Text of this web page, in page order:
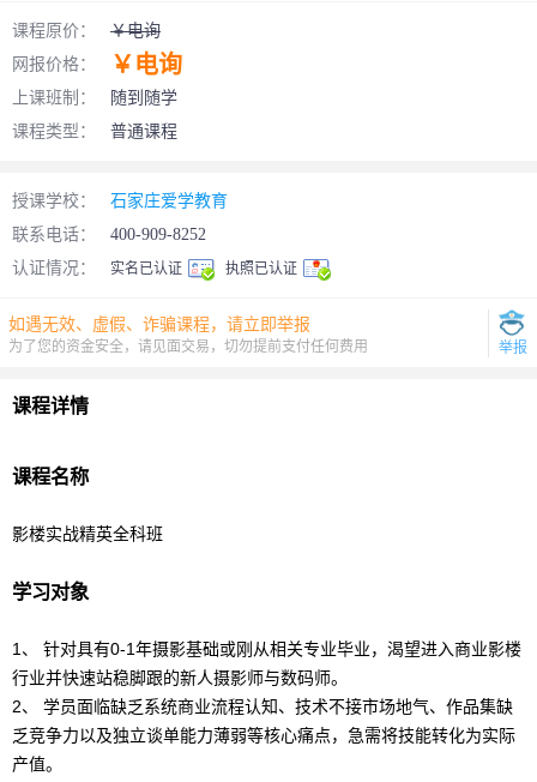
课程原价：
￥电询
网报价格：
￥电询
上课班制：
随到随学
课程类型：
普通课程
授课学校：
石家庄爱学教育
联系电话：
400-909-8252
认证情况：
实名已认证 执照已认证
如遇无效、虚假、诈骗课程，请立即举报
为了您的资金安全，请见面交易，切勿提前支付任何费用 举报
课程详情
课程名称
影楼实战精英全科班
学习对象
1、 针对具有0-1年摄影基础或刚从相关专业毕业，渴望进入商业影楼
行业并快速站稳脚跟的新人摄影师与数码师。
2、 学员面临缺乏系统商业流程认知、技术不接市场地气、 作品集缺
乏竞争力以及独立谈单能力薄弱等核心痛点，急需将技能转化为实际
产值。